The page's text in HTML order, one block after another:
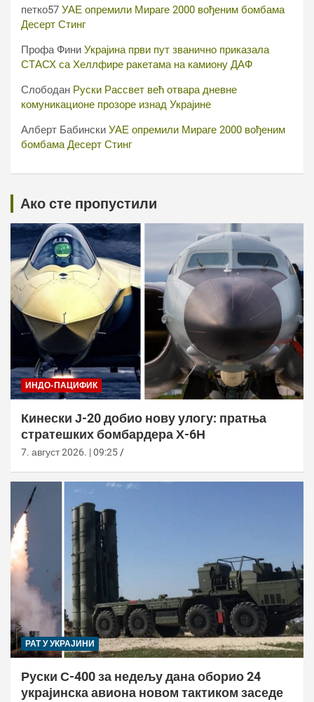
петко57 УАЕ опремили Мираге 2000 вођеним бомбама
Десерт Стинг
Профа Фини Украјина први пут званично приказала
СТАСХ са Хеллфире ракетама на камиону ДАФ
Слободан Руски Рассвет већ отвара дневне
комуникационе прозоре изнад Украјине
Алберт Бабински УАЕ опремили Мираге 2000 вођеним
бомбама Десерт Стинг
Ако сте пропустили
ИНДО-ПАЦИФИК
Кинески Ј-20 добио нову улогу: пратња
стратешких бомбардера Х-6Н
7. август 2026. | 09:25
РАТ У УКРАЈИНИ
Руски С-400 за недељу дана оборио 24
украјинска авиона новом тактиком заседе